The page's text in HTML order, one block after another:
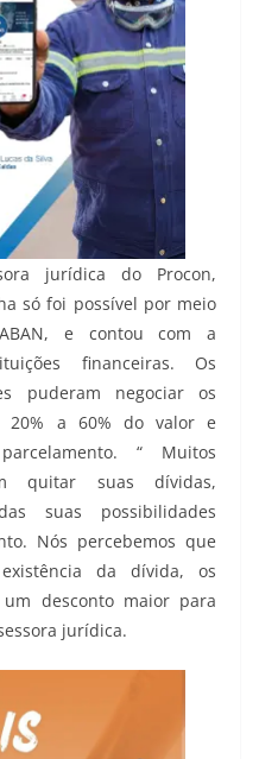
jurídica do Procon,
só foi possível por meio
e contou com a
financeiras. Os
puderam negociar os
20% a 60% do valor e
“ Muitos
quitar suas dívidas,
suas possibilidades
Nós percebemos que
da dívida, os
um desconto maior para
jurídica.